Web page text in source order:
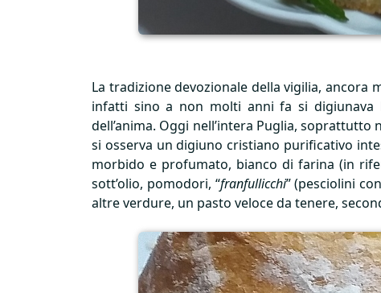
La tradizione devozionale della vigilia, ancora
infatti sino a non molti anni fa si digiunava
dell’anima. Oggi nell’intera Puglia,
si osserva un digiuno cristiano purificativo
morbido e profumato, bianco di farina (in
sott’olio, pomodori, “franfullicchi” (pesciolini
altre verdure, un pasto veloce da tenere,